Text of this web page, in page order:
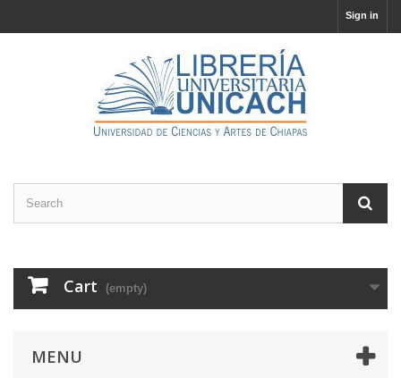
Sign in
Cart (empty)
MENU